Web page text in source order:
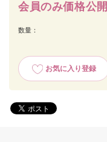
会員のみ価格公開
数量：
お気に入り登録